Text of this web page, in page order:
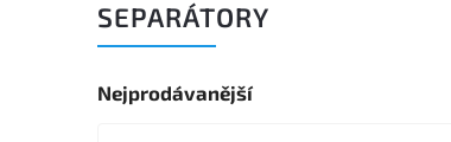
SEPARÁTORY
Nejprodávanější